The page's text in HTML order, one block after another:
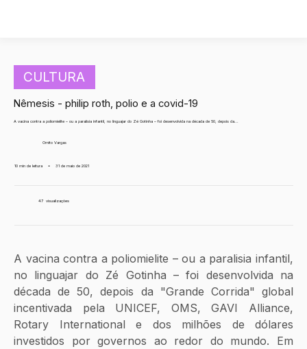
CULTURA
Nêmesis - philip roth, polio e a covid-19
A vacina contra a poliomielite – ou a paralisia infantil, no linguajar do Zé Gotinha – foi desenvolvida na década de 50, depois da...
Ornito Vargas
10 min de leitura • 31 de maio de 2021
47 visualizações
A vacina contra a poliomielite – ou a paralisia infantil,
no linguajar do Zé Gotinha – foi desenvolvida na
década de 50, depois da "Grande Corrida" global
incentivada pela UNICEF, OMS, GAVI Alliance,
Rotary International e dos milhões de dólares
investidos por governos ao redor do mundo. Em